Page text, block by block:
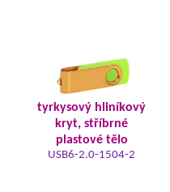
tyrkysový hliníkový
kryt, stříbrné
plastové tělo
USB6-2.0-1504-2